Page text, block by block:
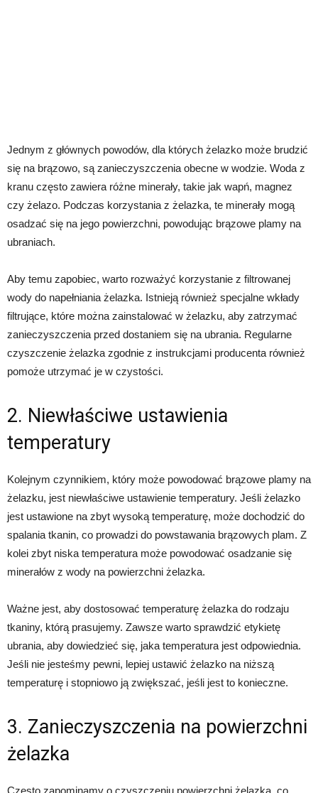
Jednym z głównych powodów, dla których żelazko może brudzić
się na brązowo, są zanieczyszczenia obecne w wodzie. Woda z
kranu często zawiera różne minerały, takie jak wapń, magnez
czy żelazo. Podczas korzystania z żelazka, te minerały mogą
osadzać się na jego powierzchni, powodując brązowe plamy na
ubraniach.
Aby temu zapobiec, warto rozważyć korzystanie z filtrowanej
wody do napełniania żelazka. Istnieją również specjalne wkłady
filtrujące, które można zainstalować w żelazku, aby zatrzymać
zanieczyszczenia przed dostaniem się na ubrania. Regularne
czyszczenie żelazka zgodnie z instrukcjami producenta również
pomoże utrzymać je w czystości.
2. Niewłaściwe ustawienia
temperatury
Kolejnym czynnikiem, który może powodować brązowe plamy na
żelazku, jest niewłaściwe ustawienie temperatury. Jeśli żelazko
jest ustawione na zbyt wysoką temperaturę, może dochodzić do
spalania tkanin, co prowadzi do powstawania brązowych plam. Z
kolei zbyt niska temperatura może powodować osadzanie się
minerałów z wody na powierzchni żelazka.
Ważne jest, aby dostosować temperaturę żelazka do rodzaju
tkaniny, którą prasujemy. Zawsze warto sprawdzić etykietę
ubrania, aby dowiedzieć się, jaka temperatura jest odpowiednia.
Jeśli nie jesteśmy pewni, lepiej ustawić żelazko na niższą
temperaturę i stopniowo ją zwiększać, jeśli jest to konieczne.
3. Zanieczyszczenia na powierzchni
żelazka
Często zapominamy o czyszczeniu powierzchni żelazka, co